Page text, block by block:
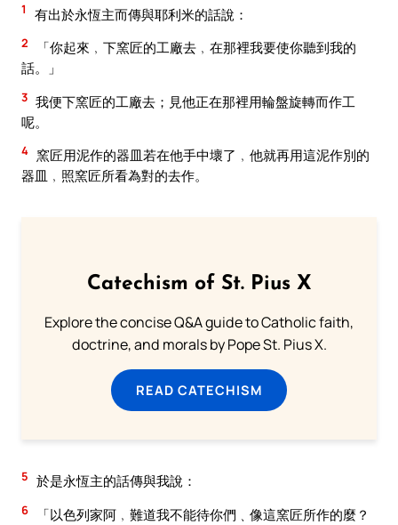
1 有出於永恆主而傳與耶利米的話說：
2
「你起來﹐下窯匠的工廠去﹐在那裡我要使你聽到我的
話。」
3 我便下窯匠的工廠去；見他正在那裡用輪盤旋轉而作工
呢。
4 窯匠用泥作的器皿若在他手中壞了﹐他就再用這泥作別的
器皿﹐照窯匠所看為對的去作。
Catechism of St. Pius X
Explore the concise Q&A guide to Catholic faith,
doctrine, and morals by Pope St. Pius X.
READ CATECHISM
5 於是永恆主的話傳與我說：
6
「以色列家阿﹐難道我不能待你們﹑像這窯匠所作的麼？